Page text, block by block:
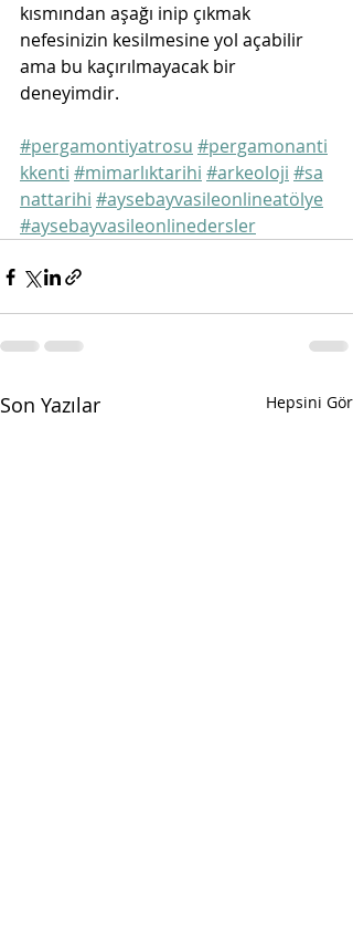
kısmından aşağı inip çıkmak
nefesinizin kesilmesine yol açabilir
ama bu kaçırılmayacak bir
deneyimdir.
#pergamontiyatrosu #pergamonanti
kkenti #mimarlıktarihi #arkeoloji #sa
nattarihi #aysebayvasileonlineatölye
#aysebayvasileonlinedersler
Son Yazılar Hepsini Gör